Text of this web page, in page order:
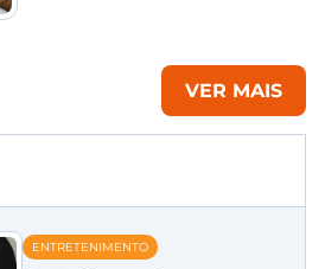
VER MAIS
ENTRETENIMENTO